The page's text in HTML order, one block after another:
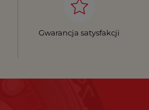
Gwarancja satysfakcji